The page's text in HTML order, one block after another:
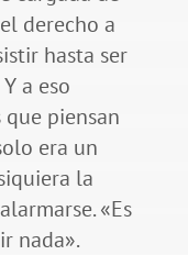
derecho a
hasta ser
a eso
piensan
era un
la
«Es
nada».